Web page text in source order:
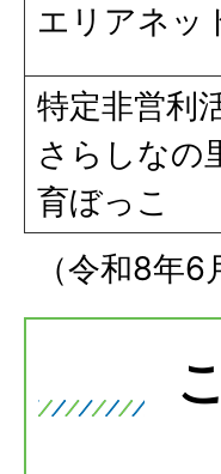
エリアネッ
特定非営利
さらしなの
育ぼっこ
（令和8年6